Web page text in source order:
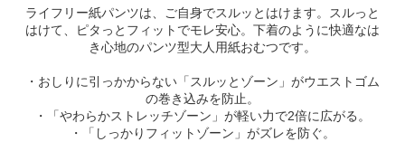
ライフリー紙パンツは、ご自身でスルッとはけます。スルっと
はけて、ピタっとフィットでモレ安心。下着のように快適なは
き心地のパンツ型大人用紙おむつです。
・おしりに引っかからない「スルッとゾーン」がウエストゴム
の巻き込みを防止。
・「やわらかストレッチゾーン」が軽い力で2倍に広がる。
・「しっかりフィットゾーン」がズレを防ぐ。